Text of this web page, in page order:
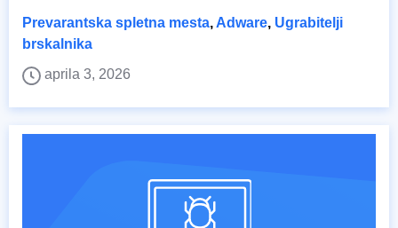
Prevarantska spletna mesta, Adware, Ugrabitelji
brskalnika
aprila 3, 2026